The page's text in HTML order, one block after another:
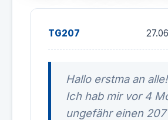
TG207
Hallo erstma an alle!
Ich hab mir vor 4
ungefähr einen 207